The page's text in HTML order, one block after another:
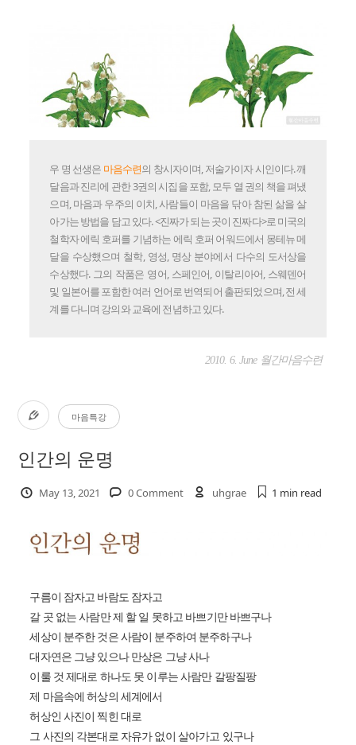
우 명 선생은 마음수련의 창시자이며, 저술가이자 시인이다. 깨
달음과 진리에 관한 3권의 시집을 포함, 모두 열 권의 책을 펴냈
으며, 마음과 우주의 이치, 사람들이 마음을 닦아 참된 삶을 살
아가는 방법을 담고 있다. <진짜가 되는 곳이 진짜다>로 미국의
철학자 에릭 호퍼를 기념하는 에릭 호퍼 어워드에서 몽테뉴 메
달을 수상했으며 철학, 영성, 명상 분야에서 다수의 도서상을
수상했다. 그의 작품은 영어, 스페인어, 이탈리아어, 스웨덴어
및 일본어를 포함한 여러 언어로 번역되어 출판되었으며, 전 세
계를 다니며 강의와 교육에 전념하고 있다.
2010. 6. June 월간마음수련
마음특강
인간의 운명
May 13, 2021 0 Comment uhgrae 1 min read
구름이 잠자고 바람도 잠자고
갈 곳 없는 사람만 제 할 일 못하고 바쁘기만 바쁘구나
세상이 분주한 것은 사람이 분주하여 분주하구나
대자연은 그냥 있으나 만상은 그냥 사나
이룰 것 제대로 하나도 못 이루는 사람만 갈팡질팡
제 마음속에 허상의 세계에서
허상인 사진이 찍힌 대로
그 사진의 각본대로 자유가 없이 살아가고 있구나